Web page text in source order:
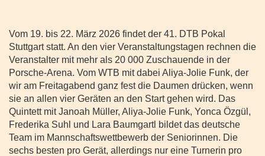
Vom 19. bis 22. März 2026 findet der 41. DTB Pokal
Stuttgart statt. An den vier Veranstaltungstagen rechnen die
Veranstalter mit mehr als 20 000 Zuschauende in der
Porsche-Arena. Vom WTB mit dabei Aliya-Jolie Funk, der
wir am Freitagabend ganz fest die Daumen drücken, wenn
sie an allen vier Geräten an den Start gehen wird. Das
Quintett mit Janoah Müller, Aliya-Jolie Funk, Yonca Özgül,
Frederika Suhl und Lara Baumgartl bildet das deutsche
Team im Mannschaftswettbewerb der Seniorinnen. Die
sechs besten pro Gerät, allerdings nur eine Turnerin pro